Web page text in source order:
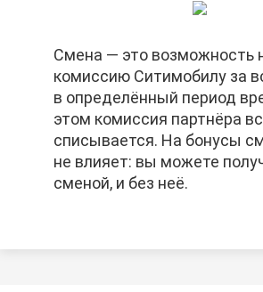
Смена — это возможность
комиссию Ситимобилу за
в определённый период
этом комиссия партнёра
списывается. На бонусы
не влияет: вы можете
сменой, и без неё.
Смена — это возможность
комиссию Ситимобилу за
в определённый период
этом комиссия партнёра
списывается. На бонусы
не влияет: вы можете
сменой, и без неё.
Смена — это возможность
комиссию Ситимобилу за
в определённый период
этом комиссия партнёра
списывается. На бонусы
не влияет: вы можете
сменой, и без неё.